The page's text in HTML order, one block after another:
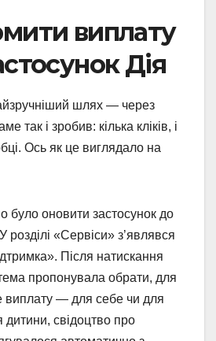
виплату
Дія
шлях — через
так і зробив: кілька кліків, і
Ось як це виглядало на
було оновити застосунок до
розділі «Сервіси» з’являвся
Після натискання
пропонувала обрати, для
виплату — для себе чи для
свідоцтво про